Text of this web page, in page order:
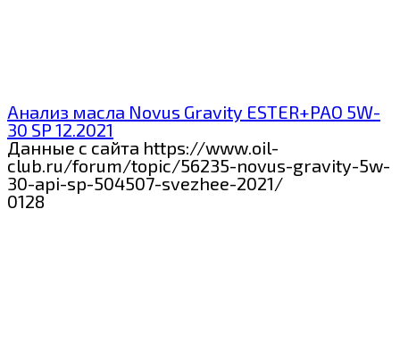
Анализ масла Novus Gravity ESTER+PAO 5W-
30 SP 12.2021
Данные с сайта https://www.oil-
club.ru/forum/topic/56235-novus-gravity-5w-
30-api-sp-504507-svezhee-2021/
0128